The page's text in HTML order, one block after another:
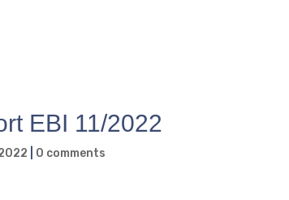
EBI 11/2022
0 comments